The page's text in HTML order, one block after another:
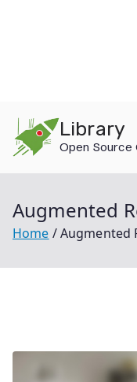
content
Library
Open Source
Augmented
Home Augmented